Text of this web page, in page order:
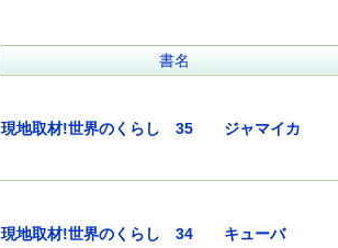
書名
現地取材!世界のくらし 35 ジャマイカ
現地取材!世界のくらし 34 キューバ